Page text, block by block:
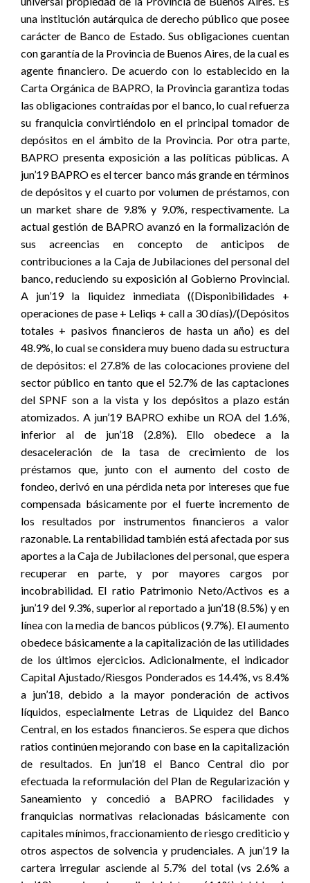
una institución autárquica de derecho público que posee
carácter de Banco de Estado. Sus obligaciones cuentan
con garantía de la Provincia de Buenos Aires, de la cual es
agente financiero. De acuerdo con lo establecido en la
Carta Orgánica de BAPRO, la Provincia garantiza todas
las obligaciones contraídas por el banco, lo cual refuerza
su franquicia convirtiéndolo en el principal tomador de
depósitos en el ámbito de la Provincia. Por otra parte,
BAPRO presenta exposición a las políticas públicas. A
jun’19 BAPRO es el tercer banco más grande en términos
de depósitos y el cuarto por volumen de préstamos, con
un market share de 9.8% y 9.0%, respectivamente. La
actual gestión de BAPRO avanzó en la formalización de
sus acreencias en concepto de anticipos de
contribuciones a la Caja de Jubilaciones del personal del
banco, reduciendo su exposición al Gobierno Provincial.
A jun’19 la liquidez inmediata ((Disponibilidades +
operaciones de pase + Leliqs + call a 30 días)/(Depósitos
totales + pasivos financieros de hasta un año) es del
48.9%, lo cual se considera muy bueno dada su estructura
de depósitos: el 27.8% de las colocaciones proviene del
sector público en tanto que el 52.7% de las captaciones
del SPNF son a la vista y los depósitos a plazo están
atomizados. A jun’19 BAPRO exhibe un ROA del 1.6%,
inferior al de jun’18 (2.8%). Ello obedece a la
desaceleración de la tasa de crecimiento de los
préstamos que, junto con el aumento del costo de
fondeo, derivó en una pérdida neta por intereses que fue
compensada básicamente por el fuerte incremento de
los resultados por instrumentos financieros a valor
razonable. La rentabilidad también está afectada por sus
aportes a la Caja de Jubilaciones del personal, que espera
recuperar en parte, y por mayores cargos por
incobrabilidad. El ratio Patrimonio Neto/Activos es a
jun’19 del 9.3%, superior al reportado a jun’18 (8.5%) y en
línea con la media de bancos públicos (9.7%). El aumento
obedece básicamente a la capitalización de las utilidades
de los últimos ejercicios. Adicionalmente, el indicador
Capital Ajustado/Riesgos Ponderados es 14.4%, vs 8.4%
a jun’18, debido a la mayor ponderación de activos
líquidos, especialmente Letras de Liquidez del Banco
Central, en los estados financieros. Se espera que dichos
ratios continúen mejorando con base en la capitalización
de resultados. En jun’18 el Banco Central dio por
efectuada la reformulación del Plan de Regularización y
Saneamiento y concedió a BAPRO facilidades y
franquicias normativas relacionadas básicamente con
capitales mínimos, fraccionamiento de riesgo crediticio y
otros aspectos de solvencia y prudenciales. A jun’19 la
cartera irregular asciende al 5.7% del total (vs 2.6% a